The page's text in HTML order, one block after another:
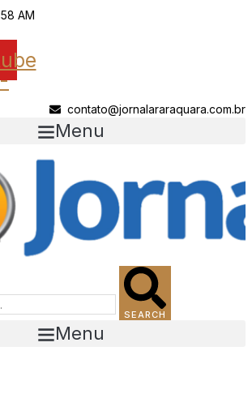
AM
contato@jornalararaquara.com.br
Menu
SEARCH
Menu